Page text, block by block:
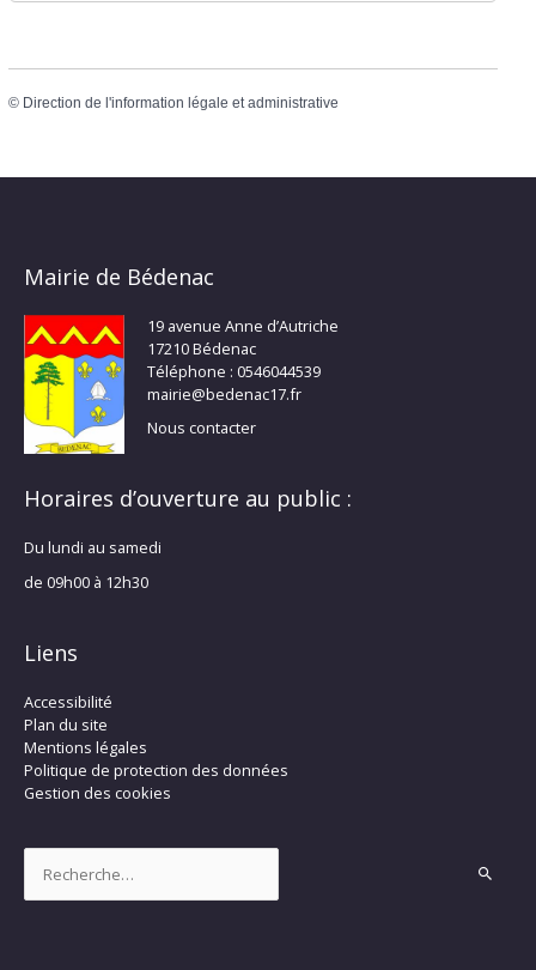
© Direction de l'information légale et administrative
Mairie de Bédenac
19 avenue Anne d’Autriche
17210 Bédenac
Téléphone : 0546044539
mairie@bedenac17.fr
Nous contacter
Horaires d’ouverture au public :
Du lundi au samedi
de 09h00 à 12h30
Liens
Accessibilité
Plan du site
Mentions légales
Politique de protection des données
Gestion des cookies